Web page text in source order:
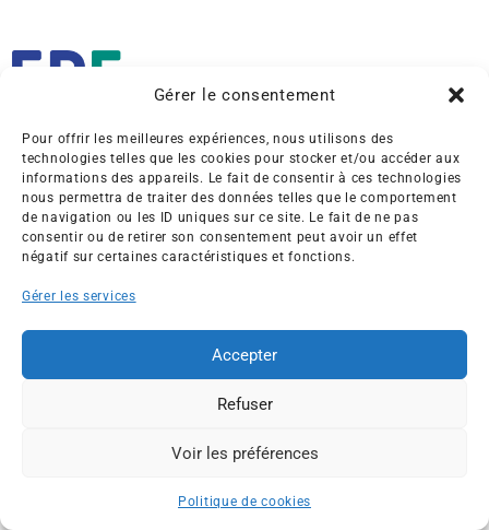
Gérer le consentement
Pour offrir les meilleures expériences, nous utilisons des
technologies telles que les cookies pour stocker et/ou accéder aux
informations des appareils. Le fait de consentir à ces technologies
nous permettra de traiter des données telles que le comportement
de navigation ou les ID uniques sur ce site. Le fait de ne pas
consentir ou de retirer son consentement peut avoir un effet
négatif sur certaines caractéristiques et fonctions.
Gérer les services
Accepter
Refuser
Voir les préférences
Politique de cookies
Créée en 1992, l’association française des Entreprises pour
l’Environnement (EPE) rassemble une soixantaine de grandes
entreprises françaises et internationales de tous les secteurs
de l’économie, afin de collaborer à leur transformation face
aux enjeux d’une transition écologique intégrée.
L’association EPE
Contacts
©2026 EPE
RGPDPlan du site
ESPACE MEMBRES